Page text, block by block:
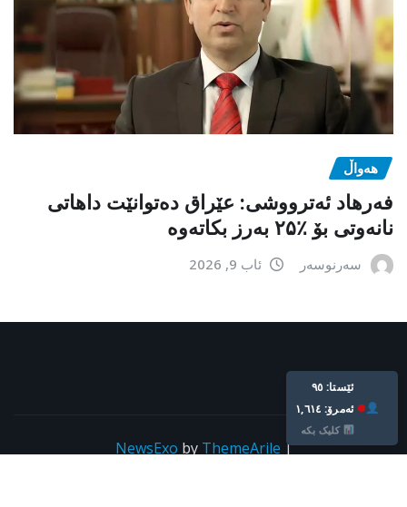
هەواڵ
فەرهاد ئەترووشی: عێراق دەتوانێت داهاتی
نانەوتی بۆ ٪۲۵ بەرز بکاتەوە
سەرنوسەر ئاب 9, 2026
|
NewsExo by ThemeArile
ئێستا: ٩٥
ئه‌مرۆ: ١,٦١٤
کلیک بکە